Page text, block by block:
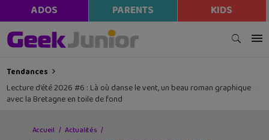
ADOS PARENTS KIDS
Tendances
Lecture d’été 2026 #6 : Là où danse le vent, un beau roman graphique
avec la Bretagne en toile de fond
Accueil
Actualités
modal-check